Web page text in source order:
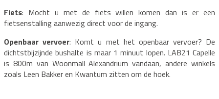
Fiets: Mocht u met de fiets willen komen dan is er een
fietsenstalling aanwezig direct voor de ingang.
Openbaar vervoer: Komt u met het openbaar vervoer? De
dichtstbijzijnde bushalte is maar 1 minuut lopen. LAB21 Capelle
is 800m van Woonmall Alexandrium vandaan, andere winkels
zoals Leen Bakker en Kwantum zitten om de hoek.